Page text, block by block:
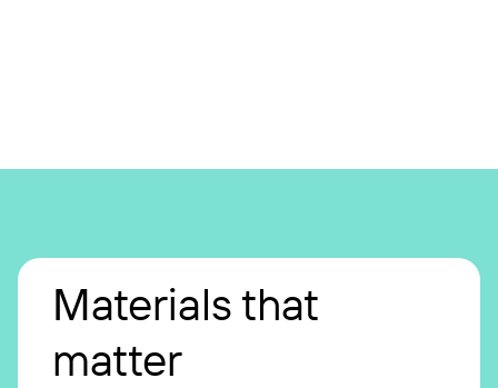
Materials that
matter